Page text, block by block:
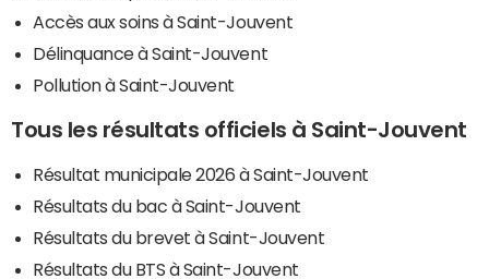
Accès aux soins à Saint-Jouvent
Délinquance à Saint-Jouvent
Pollution à Saint-Jouvent
Tous les résultats officiels à Saint-Jouvent
Résultat municipale 2026 à Saint-Jouvent
Résultats du bac à Saint-Jouvent
Résultats du brevet à Saint-Jouvent
Résultats du BTS à Saint-Jouvent